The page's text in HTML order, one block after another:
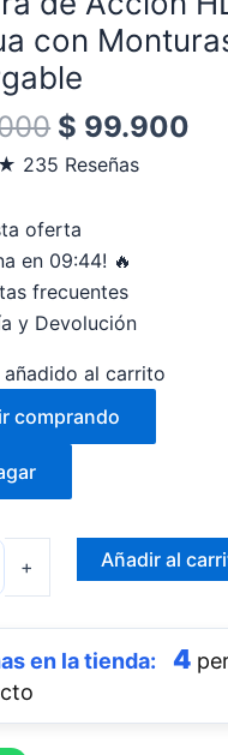
con
era:
$ 120.000.
$ 99.900
$
Reseñas
oferta
en 09:43! 🔥
frecuentes
y Devolución
al carrito
comprando
+ Añadir al
4